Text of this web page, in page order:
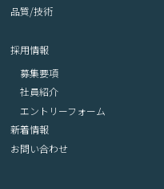
品質/技術
採用情報
募集要項
社員紹介
エントリーフォーム
新着情報
お問い合わせ